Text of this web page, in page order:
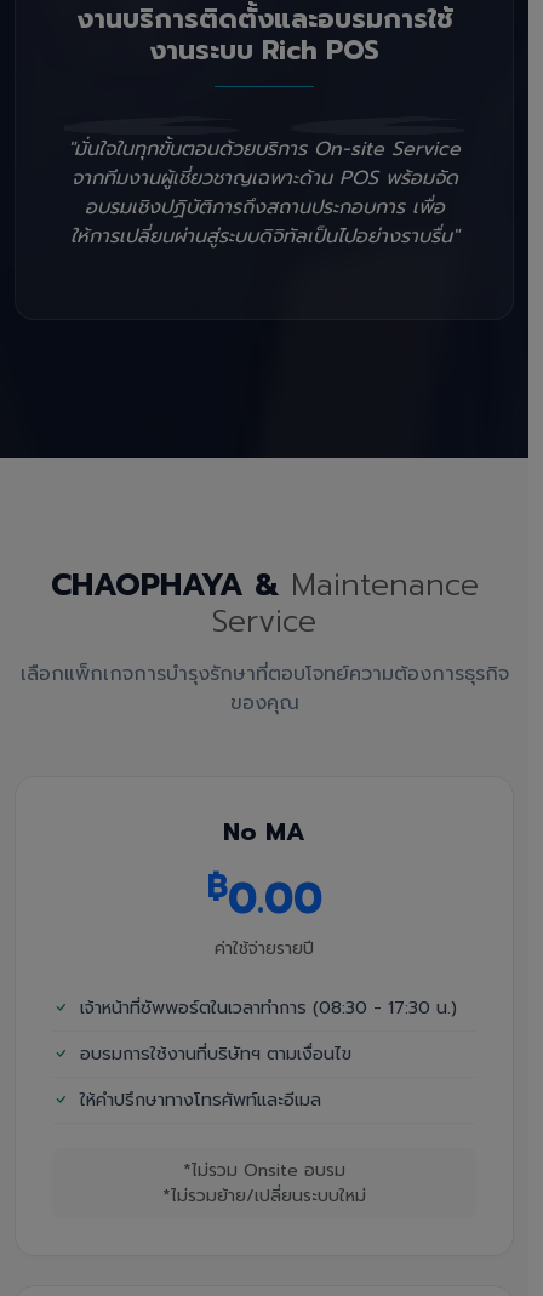
งานบริการติดตั้งและอบรมการใช้
งานระบบ Rich POS
"มั่นใจในทุกขั้นตอนด้วยบริการ On-site Service
จากทีมงานผู้เชี่ยวชาญเฉพาะด้าน POS พร้อมจัด
อบรมเชิงปฏิบัติการถึงสถานประกอบการ เพื่อ
ให้การเปลี่ยนผ่านสู่ระบบดิจิทัลเป็นไปอย่างราบรื่น"
CHAOPHAYA & Maintenance
Service
เลือกแพ็กเกจการบำรุงรักษาที่ตอบโจทย์ความต้องการธุรกิจ
ของคุณ
No MA
฿0.00
ค่าใช้จ่ายรายปี
เจ้าหน้าที่ซัพพอร์ตในเวลาทำการ (08:30 - 17:30 น.)
อบรมการใช้งานที่บริษัทฯ ตามเงื่อนไข
ให้คำปรึกษาทางโทรศัพท์และอีเมล
*ไม่รวม Onsite อบรม
*ไม่รวมย้าย/เปลี่ยนระบบใหม่